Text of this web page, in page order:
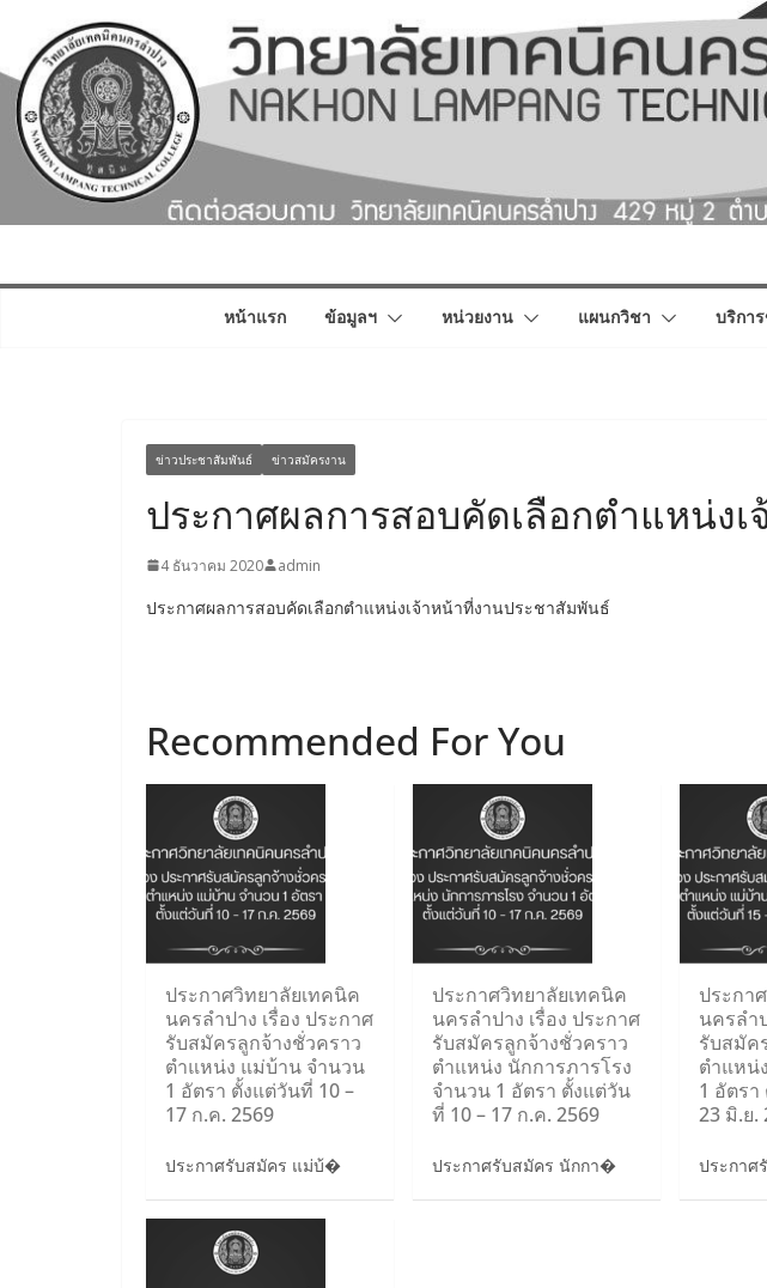
content
หน้าแรก ข้อมูลฯ หน่วยงาน แผนกวิชา บริกา
ข่าวประชาสัมพันธ์ ข่าวสมัครงาน
ประกาศผลการสอบคัดเลือกตำแหน่ง
4 ธันวาคม 2020 admin
ประกาศผลการสอบคัดเลือกตำแหน่งเจ้าหน้าที่งานประชาสัมพันธ์
Recommended For You
ประกาศวิทยาลัยเทคนิค
นครลำปาง เรื่อง ประกาศ
รับสมัครลูกจ้างชั่วคราว
ตำแหน่ง แม่บ้าน จำนวน
1 อัตรา ตั้งแต่วันที่ 10 –
17 ก.ค. 2569
ประกาศรับสมัคร แม่บ้�
ประกาศวิทยาลัยเทคนิค
นครลำปาง เรื่อง ประกาศ
รับสมัครลูกจ้างชั่วคราว
ตำแหน่ง นักการภารโรง
จำนวน 1 อัตรา ตั้งแต่วัน
ที่ 10 – 17 ก.ค. 2569
ประกาศรับสมัคร นักกา�
ประกา
นครลำ
รับสมัค
ตำแหน่
1 อัตรา
23 มิ.ย.
ประกา